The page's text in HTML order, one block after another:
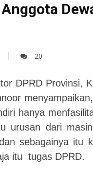
20
DPRD Provinsi,
hanya
urusan dari
sebagainya itu
itu tugas DPRD.